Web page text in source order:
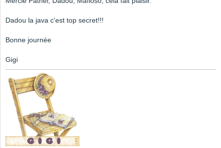
Dadou la java c'est top secret!!!
Bonne journée
Gigi